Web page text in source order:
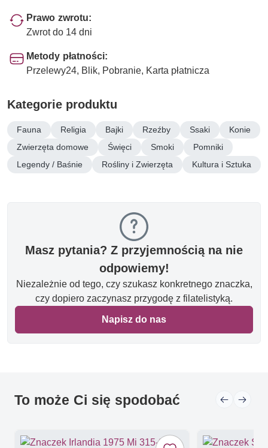
Prawo zwrotu:
Zwrot do 14 dni
Metody płatności:
Przelewy24, Blik, Pobranie, Karta płatnicza
Kategorie produktu
Fauna Religia Bajki Rzeźby Ssaki
Konie
Zwierzęta domowe
Święci Smoki
Pomniki
Legendy / Baśnie
Rośliny i Zwierzęta Kultura i Sztuka
Masz pytania? Z przyjemnością na nie
odpowiemy!
Niezależnie od tego, czy szukasz konkretnego znaczka,
czy dopiero zaczynasz przygodę z filatelistyką.
Napisz do nas
To może Ci się spodobać